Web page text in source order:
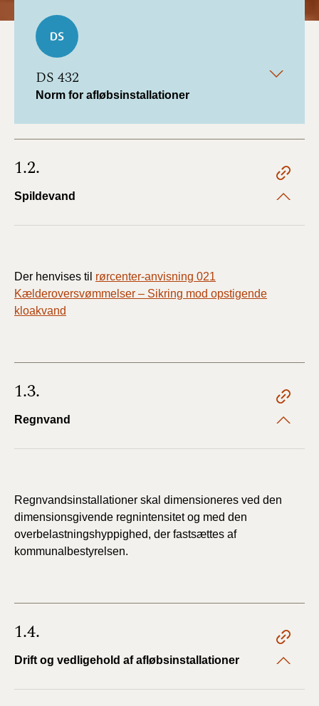
BR15 (2015-2018)
2010)
DS 432
Norm for afløbsinstallationer
1.2.
Spildevand
Der henvises til rørcenter-anvisning 021
Kælderoversvømmelser – Sikring mod opstigende
kloakvand
1.3.
Regnvand
Regnvandsinstallationer skal dimensioneres ved den
dimensionsgivende regnintensitet og med den
overbelastningshyppighed, der fastsættes af
kommunalbestyrelsen.
1.4.
Drift og vedligehold af afløbsinstallationer